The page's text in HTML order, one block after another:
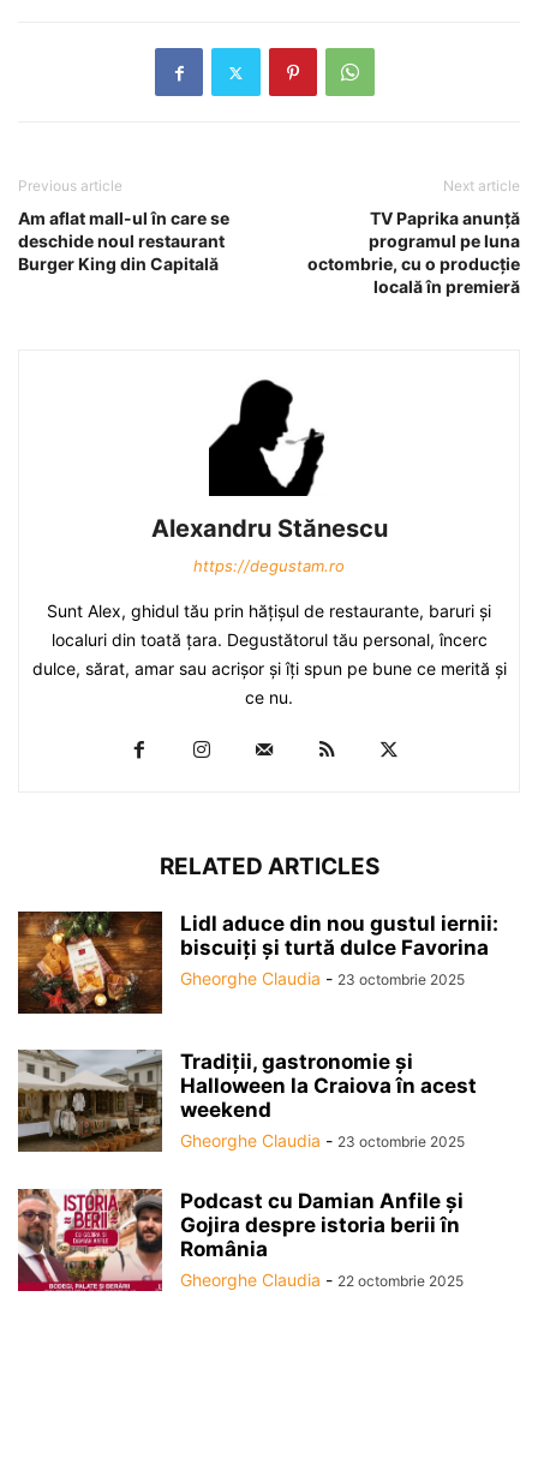
Previous article
Am aflat mall-ul în care se
deschide noul restaurant
Burger King din Capitală
Next article
TV Paprika anunţă
programul pe luna
octombrie, cu o producţie
locală în premieră
Alexandru Stănescu
https://degustam.ro
Sunt Alex, ghidul tău prin hăţişul de restaurante, baruri şi
localuri din toată ţara. Degustătorul tău personal, încerc
dulce, sărat, amar sau acrişor şi îţi spun pe bune ce merită şi
ce nu.
RELATED ARTICLES
Lidl aduce din nou gustul iernii:
biscuiți și turtă dulce Favorina
Gheorghe Claudia - 23 octombrie 2025
Tradiții, gastronomie și
Halloween la Craiova în acest
weekend
Gheorghe Claudia - 23 octombrie 2025
Podcast cu Damian Anfile și
Gojira despre istoria berii în
România
Gheorghe Claudia - 22 octombrie 2025